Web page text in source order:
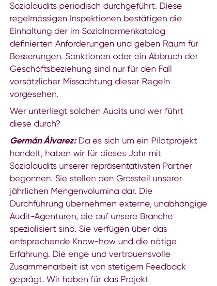
Sozialaudits periodisch durchgeführt. Diese
regelmässigen Inspektionen bestätigen die
Einhaltung der im Sozialnormenkatalog
definierten Anforderungen und geben Raum für
Besserungen. Sanktionen oder ein Abbruch der
Geschäftsbeziehung sind nur für den Fall
vorsätzlicher Missachtung dieser Regeln
vorgesehen.
Wer unterliegt solchen Audits und wer führt
diese durch?
Germán Álvarez:Da es sich um ein Pilotprojekt
handelt, haben wir für dieses Jahr mit
Sozialaudits unserer repräsentativsten Partner
begonnen. Sie stellen den Grossteil unserer
jährlichen Mengenvolumina dar. Die
Durchführung übernehmen externe, unabhängige
Audit-Agenturen, die auf unsere Branche
spezialisiert sind. Sie verfügen über das
entsprechende Know-how und die nötige
Erfahrung. Die enge und vertrauensvolle
Zusammenarbeit ist von stetigem Feedback
geprägt. Wir haben für das Projekt